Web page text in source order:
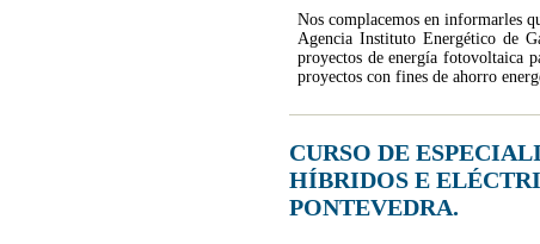
Nos complacemos en informarles
Agencia Instituto Energético de
proyectos de energía fotovoltaica
proyectos con fines de ahorro
CURSO DE
HÍBRIDOS E
PONTEVEDRA.